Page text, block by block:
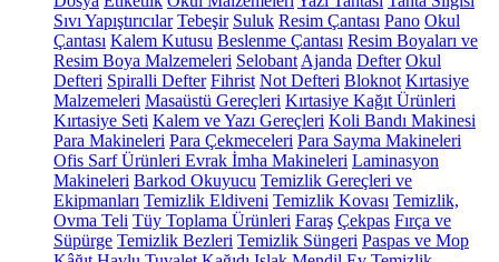
Sıvı Yapıştırıcılar Tebeşir Suluk Resim Çantası Pano Okul
Çantası Kalem Kutusu Beslenme Çantası Resim Boyaları ve
Resim Boya Malzemeleri Selobant Ajanda Defter Okul
Defteri Spiralli Defter Fihrist Not Defteri Bloknot Kırtasiye
Malzemeleri Masaüstü Gereçleri Kırtasiye Kağıt Ürünleri
Kırtasiye Seti Kalem ve Yazı Gereçleri Koli Bandı Makinesi
Para Makineleri Para Çekmeceleri Para Sayma Makineleri
Ofis Sarf Ürünleri Evrak İmha Makineleri Laminasyon
Makineleri Barkod Okuyucu Temizlik Gereçleri ve
Ekipmanları Temizlik Eldiveni Temizlik Kovası Temizlik,
Ovma Teli Tüy Toplama Ürünleri Faraş Çekpas Fırça ve
Süpürge Temizlik Bezleri Temizlik Süngeri Paspas ve Mop